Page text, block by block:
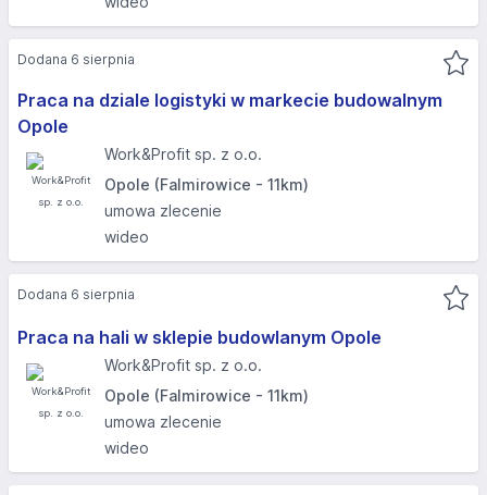
Praca na dziale logistyki w markecie budowalnym
Opole
Work&Profit sp. z o.o.
Opole (Falmirowice - 11km)
umowa zlecenie
wideo
Dodana 6 sierpnia
Praca na hali w sklepie budowlanym Opole
Work&Profit sp. z o.o.
Opole (Falmirowice - 11km)
umowa zlecenie
wideo
Dodana 6 sierpnia